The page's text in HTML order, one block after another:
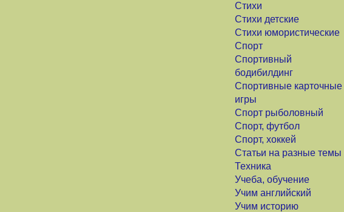
Стихи
Стихи детские
Стихи юмористические
Спорт
Спортивный
бодибилдинг
Спортивные карточные
игры
Спорт рыболовный
Спорт, футбол
Спорт, хоккей
Статьи на разные темы
Техника
Учеба, обучение
Учим английский
Учим историю